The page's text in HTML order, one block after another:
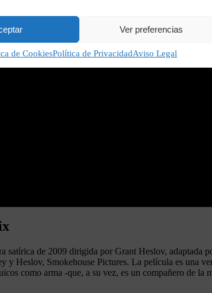
Ver preferencias
de CookiesPolítica de PrivacidadAviso Legal
satírica de 2009 dirigida por Grant Heslov, adaptada
Heslov, Smokehouse Pictures. La película es una
como arma -que, a su vez, es un compañero de